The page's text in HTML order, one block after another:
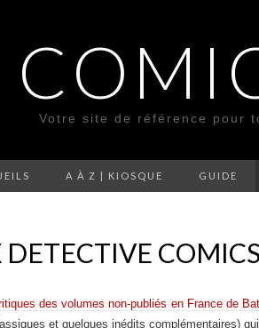
Votre site de référence pour
A À Z | KIOSQUE GUIDE
DETECTIVE
des volumes non-publiés en France de
et quelques inédits complémentaires)